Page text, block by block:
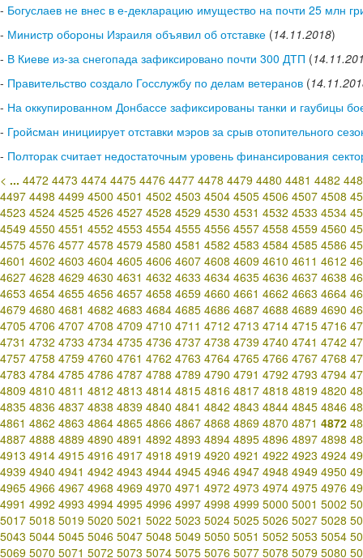
- Богуслаев не внес в е-декларацию имущество на почти 25 млн
- Министр обороны Израиля объявил об отставке (14.11.2018)
- В Киеве из-за снегопада зафиксировано почти 300 ДТП (
- Правительство создало Госслужбу по делам ветеранов (
- На оккупированном Донбассе зафиксированы танки и гаубицы
- Гройсман инициирует отставки мэров за срыв отопительного
- Полторак считает недостаточным уровень финансирования
< ... 4472 4473 4474 4475 4476 4477 4478 4479 4480 4481 4482
4497 4498 4499 4500 4501 4502 4503 4504 4505 4506 4507 4508
4523 4524 4525 4526 4527 4528 4529 4530 4531 4532 4533 4534
4549 4550 4551 4552 4553 4554 4555 4556 4557 4558 4559 4560
4575 4576 4577 4578 4579 4580 4581 4582 4583 4584 4585 4586
4601 4602 4603 4604 4605 4606 4607 4608 4609 4610 4611 4612
4627 4628 4629 4630 4631 4632 4633 4634 4635 4636 4637 4638
4653 4654 4655 4656 4657 4658 4659 4660 4661 4662 4663 4664
4679 4680 4681 4682 4683 4684 4685 4686 4687 4688 4689 4690
4705 4706 4707 4708 4709 4710 4711 4712 4713 4714 4715 4716
4731 4732 4733 4734 4735 4736 4737 4738 4739 4740 4741 4742
4757 4758 4759 4760 4761 4762 4763 4764 4765 4766 4767 4768
4783 4784 4785 4786 4787 4788 4789 4790 4791 4792 4793 4794
4809 4810 4811 4812 4813 4814 4815 4816 4817 4818 4819 4820
4835 4836 4837 4838 4839 4840 4841 4842 4843 4844 4845 4846
4861 4862 4863 4864 4865 4866 4867 4868 4869 4870 4871 4872
4887 4888 4889 4890 4891 4892 4893 4894 4895 4896 4897 4898
4913 4914 4915 4916 4917 4918 4919 4920 4921 4922 4923 4924
4939 4940 4941 4942 4943 4944 4945 4946 4947 4948 4949 4950
4965 4966 4967 4968 4969 4970 4971 4972 4973 4974 4975 4976
4991 4992 4993 4994 4995 4996 4997 4998 4999 5000 5001 5002
5017 5018 5019 5020 5021 5022 5023 5024 5025 5026 5027 5028
5043 5044 5045 5046 5047 5048 5049 5050 5051 5052 5053 5054
5069 5070 5071 5072 5073 5074 5075 5076 5077 5078 5079 5080